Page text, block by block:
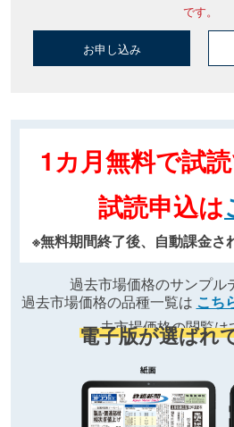
です。
お申し込み
1カ月無料で試読
試読申込は
※無料期間終了後、自動課金さ
過去市場価格のサンプル
過去市場価格の品種一覧は こち
去市場価格の閲覧は
電子版が選ばれ